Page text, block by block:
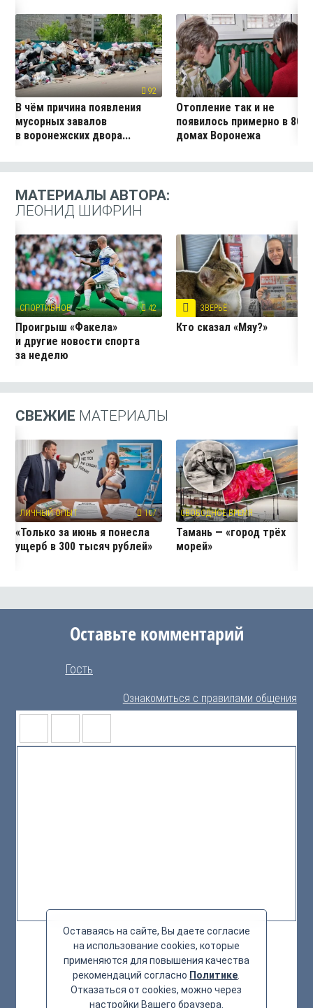
92
В чём причина появления
мусорных завалов
в воронежских двора...
Отопление так и не
появилось примерно в 800
домах Воронежа
МАТЕРИАЛЫ АВТОРА:
ЛЕОНИД ШИФРИН
СПОРТИВНОЕ 42
Проигрыш «Факела»
и другие новости спорта
за неделю
ЗВЕРЬЁ
Кто сказал «Мяу?»
СВЕЖИЕ МАТЕРИАЛЫ
ЛИЧНЫЙ ОПЫТ 107
«Только за июнь я понесла
ущерб в 300 тысяч рублей»
СВОБОДНОЕ ВРЕМЯ
Тамань — «город трёх
морей»
Оставьте комментарий
Гость
Ознакомиться с правилами общения
Оставаясь на сайте, Вы даете согласие
на использование cookies, которые
применяются для повышения качества
рекомендаций согласно Политике
Отказаться от cookies, можно через
настройки Вашего браузера.